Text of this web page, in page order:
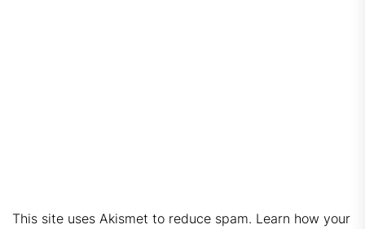
This site uses Akismet to reduce spam. Learn how your